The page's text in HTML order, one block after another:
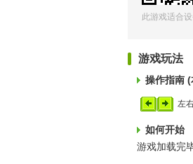
此游戏适合设
游戏玩法
操作指南
左
如何开始
游戏加载完